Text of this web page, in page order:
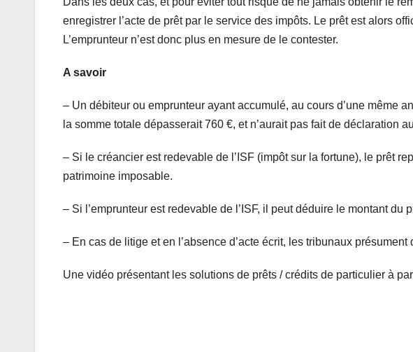
enregistrer l’acte de prêt par le service des impôts. Le prêt est alors
L’emprunteur n’est donc plus en mesure de le contester.
A savoir
– Un débiteur ou emprunteur ayant accumulé, au cours d’une même
la somme totale dépasserait 760 €, et n’aurait pas fait de déclaration
– Si le créancier est redevable de l’ISF (impôt sur la fortune), le prêt
patrimoine imposable.
– Si l’emprunteur est redevable de l’ISF, il peut déduire le montant du
– En cas de litige et en l’absence d’acte écrit, les tribunaux présument
Une vidéo présentant les solutions de prêts / crédits de particulier à